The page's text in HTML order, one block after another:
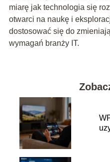
miarę jak technologia się
otwarci na naukę i
dostosować się do
wymagań branży IT.